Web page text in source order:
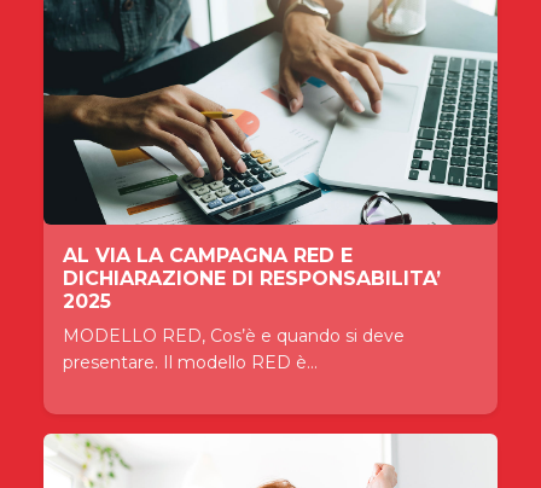
AL VIA LA CAMPAGNA RED E
DICHIARAZIONE DI RESPONSABILITA’
2025
MODELLO RED, Cos’è e quando si deve
presentare. Il modello RED è...